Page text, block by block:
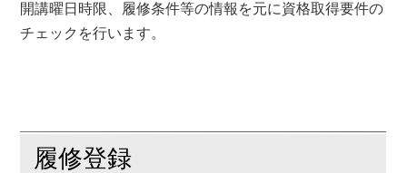
開講曜日時限、履修条件等の情報を元に資格取得要件の
チェックを行います。
履修登録